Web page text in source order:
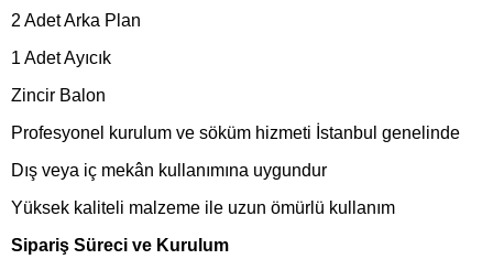
2 Adet Arka Plan
1 Adet Ayıcık
Zincir Balon
Profesyonel kurulum ve söküm hizmeti İstanbul genelinde
Dış veya iç mekân kullanımına uygundur
Yüksek kaliteli malzeme ile uzun ömürlü kullanım
Sipariş Süreci ve Kurulum